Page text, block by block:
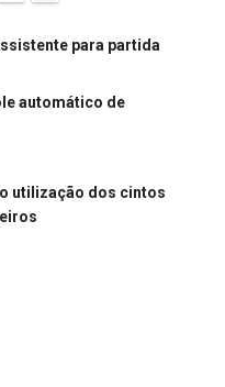
para partida
automático de
utilização dos cintos